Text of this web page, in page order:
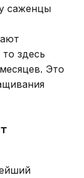
саженцы
здесь
Это